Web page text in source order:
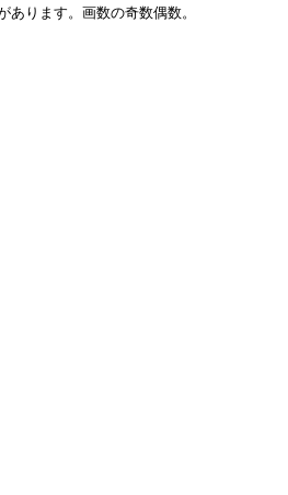
あります。画数の奇数偶数。